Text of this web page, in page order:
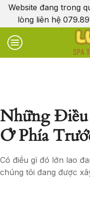
Website đang trong
lòng liên hệ
Những
Ở Phía
Có điều gì đó lớn lao
chúng tôi đang được